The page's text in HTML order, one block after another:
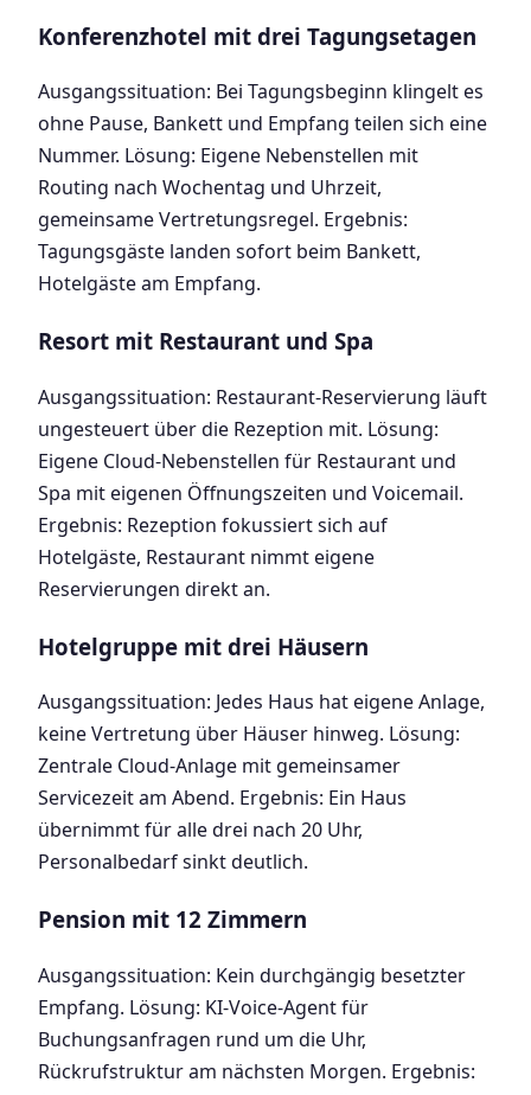
Konferenzhotel mit drei Tagungsetagen
Ausgangssituation: Bei Tagungsbeginn klingelt es
ohne Pause, Bankett und Empfang teilen sich eine
Nummer. Lösung: Eigene Nebenstellen mit
Routing nach Wochentag und Uhrzeit,
gemeinsame Vertretungsregel. Ergebnis:
Tagungsgäste landen sofort beim Bankett,
Hotelgäste am Empfang.
Resort mit Restaurant und Spa
Ausgangssituation: Restaurant-Reservierung läuft
ungesteuert über die Rezeption mit. Lösung:
Eigene Cloud-Nebenstellen für Restaurant und
Spa mit eigenen Öffnungszeiten und Voicemail.
Ergebnis: Rezeption fokussiert sich auf
Hotelgäste, Restaurant nimmt eigene
Reservierungen direkt an.
Hotelgruppe mit drei Häusern
Ausgangssituation: Jedes Haus hat eigene Anlage,
keine Vertretung über Häuser hinweg. Lösung:
Zentrale Cloud-Anlage mit gemeinsamer
Servicezeit am Abend. Ergebnis: Ein Haus
übernimmt für alle drei nach 20 Uhr,
Personalbedarf sinkt deutlich.
Pension mit 12 Zimmern
Ausgangssituation: Kein durchgängig besetzter
Empfang. Lösung: KI-Voice-Agent für
Buchungsanfragen rund um die Uhr,
Rückrufstruktur am nächsten Morgen. Ergebnis: